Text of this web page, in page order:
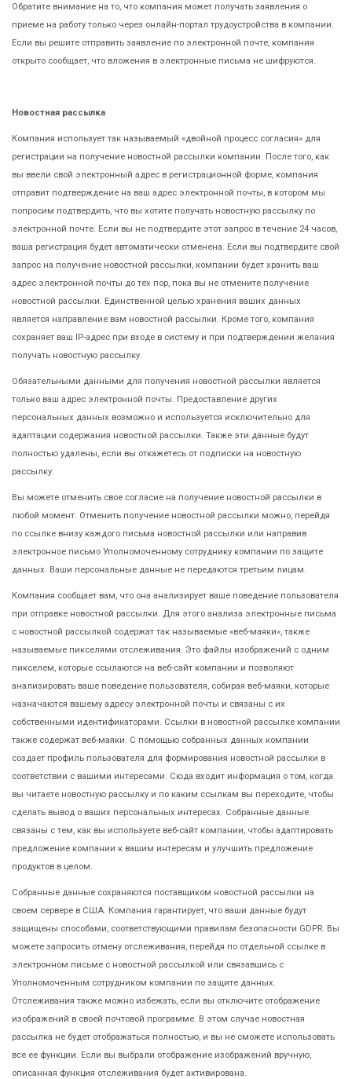
Обратите внимание на то, что компания может получать заявления о
приеме на работу только через онлайн-портал трудоустройства в компании.
Если вы решите отправить заявление по электронной почте, компания
открыто сообщает, что вложения в электронные письма не шифруются.
Новостная рассылка
Компания использует так называемый «двойной процесс согласия» для
регистрации на получение новостной рассылки компании. После того, как
вы ввели свой электронный адрес в регистрационной форме, компания
отправит подтверждение на ваш адрес электронной почты, в котором мы
попросим подтвердить, что вы хотите получать новостную рассылку по
электронной почте. Если вы не подтвердите этот запрос в течение 24 часов,
ваша регистрация будет автоматически отменена. Если вы подтвердите свой
запрос на получение новостной рассылки, компании будет хранить ваш
адрес электронной почты до тех пор, пока вы не отмените получение
новостной рассылки. Единственной целью хранения ваших данных
является направление вам новостной рассылки. Кроме того, компания
сохраняет ваш IP-адрес при входе в систему и при подтверждении желания
получать новостную рассылку.
Обязательными данными для получения новостной рассылки является
только ваш адрес электронной почты. Предоставление других
персональных данных возможно и используется исключительно для
адаптации содержания новостной рассылки. Также эти данные будут
полностью удалены, если вы откажетесь от подписки на новостную
рассылку.
Вы можете отменить свое согласие на получение новостной рассылки в
любой момент. Отменить получение новостной рассылки можно, перейдя
по ссылке внизу каждого письма новостной рассылки или направив
электронное письмо Уполномоченному сотруднику компании по защите
данных. Ваши персональные данные не передаются третьим лицам.
Компания сообщает вам, что она анализирует ваше поведение пользователя
при отправке новостной рассылки. Для этого анализа электронные письма
с новостной рассылкой содержат так называемые «веб-маяки», также
называемые пикселями отслеживания. Это файлы изображений с одним
пикселем, которые ссылаются на веб-сайт компании и позволяют
анализировать ваше поведение пользователя, собирая веб-маяки, которые
назначаются вашему адресу электронной почты и связаны с их
собственными идентификаторами. Ссылки в новостной рассылке компании
также содержат веб-маяки. С помощью собранных данных компании
создает профиль пользователя для формирования новостной рассылки в
соответствии с вашими интересами. Сюда входит информация о том, когда
вы читаете новостную рассылку и по каким ссылкам вы переходите, чтобы
сделать вывод о ваших персональных интересах. Собранные данные
связаны с тем, как вы используете веб-сайт компании, чтобы адаптировать
предложение компании к вашим интересам и улучшить предложение
продуктов в целом.
Собранные данные сохраняются поставщиком новостной рассылки на
своем сервере в США. Компания гарантирует, что ваши данные будут
защищены способами, соответствующими правилам безопасности GDPR. Вы
можете запросить отмену отслеживания, перейдя по отдельной ссылке в
электронном письме с новостной рассылкой или связавшись с
Уполномоченным сотрудником компании по защите данных.
Отслеживания также можно избежать, если вы отключите отображение
изображений в своей почтовой программе. В этом случае новостная
рассылка не будет отображаться полностью, и вы не сможете использовать
все ее функции. Если вы выбрали отображение изображений вручную,
описанная функция отслеживания будет активирована.